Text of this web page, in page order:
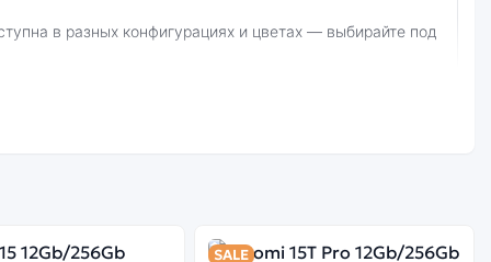
SALE